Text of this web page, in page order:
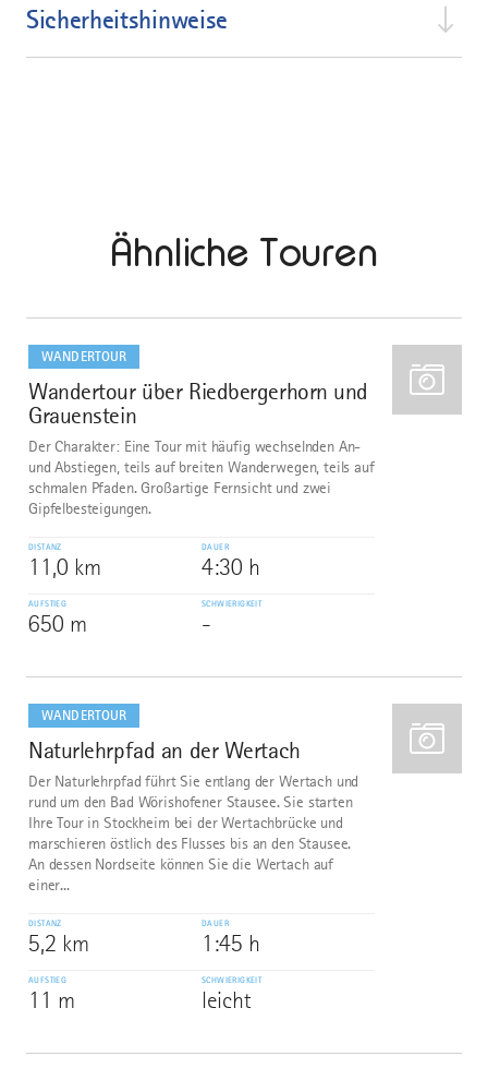
Sicherheitshinweise
Ähnliche Touren
WANDERTOUR
1
Wandertour über Riedbergerhorn und
Grauenstein
Der Charakter: Eine Tour mit häufig wechselnden An-
und Abstiegen, teils auf breiten Wanderwegen, teils auf
schmalen Pfaden. Großartige Fernsicht und zwei
Gipfelbesteigungen.
DISTANZ
11,0 km
DAUER
4:30 h
AUFSTIEG
650 m
SCHWIERIGKEIT
-
dazu
WANDERTOUR
2
Naturlehrpfad an der Wertach
Der Naturlehrpfad führt Sie entlang der Wertach und
rund um den Bad Wörishofener Stausee. Sie starten
Ihre Tour in Stockheim bei der Wertachbrücke und
marschieren östlich des Flusses bis an den Stausee.
An dessen Nordseite können Sie die Wertach auf
einer...
DISTANZ
5,2 km
DAUER
1:45 h
AUFSTIEG
11 m
SCHWIERIGKEIT
leicht
dazu